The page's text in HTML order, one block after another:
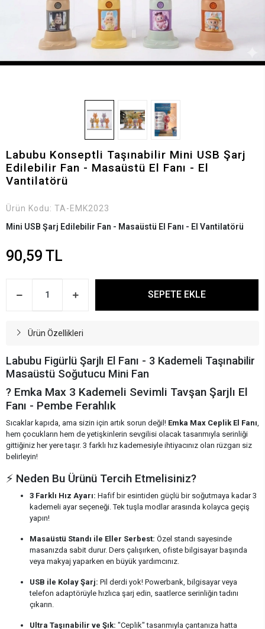
Labubu Konseptli Taşınabilir Mini USB Şarj
Edilebilir Fan - Masaüstü El Fanı - El
Vantilatörü
Ürün Kodu: TA-EMK2023
Mini USB Şarj Edilebilir Fan - Masaüstü El Fanı - El Vantilatörü
90,59 TL
SEPETE EKLE
Ürün Özellikleri
Labubu Figürlü Şarjlı El Fanı - 3 Kademeli Taşınabilir
Masaüstü Soğutucu Mini Fan
? Emka Max 3 Kademeli Sevimli Tavşan Şarjlı El
Fanı - Pembe Ferahlık
Sıcaklar kapıda, ama sizin için artık sorun değil! Emka Max Ceplik El Fanı
hem çocukların hem de yetişkinlerin sevgilisi olacak tasarımıyla serinliği
gittiğiniz her yere taşır. 3 farklı hız kademesiyle ihtiyacınız olan rüzgarı siz
belirleyin!
⚡ Neden Bu Ürünü Tercih Etmelisiniz?
3 Farklı Hız Ayarı: Hafif bir esintiden güçlü bir soğutmaya kadar 3
kademeli ayar seçeneği. Tek tuşla modlar arasında kolayca geçiş
yapın!
Masaüstü Standı ile Eller Serbest: Özel standı sayesinde
masanızda sabit durur. Ders çalışırken, ofiste bilgisayar başında
veya makyaj yaparken en büyük yardımcınız.
USB ile Kolay Şarj: Pil derdi yok! Powerbank, bilgisayar veya
telefon adaptörüyle hızlıca şarj edin, saatlerce serinliğin tadını
çıkarın.
Ultra Taşınabilir ve Şık: "Ceplik" tasarımıyla çantanıza hatta